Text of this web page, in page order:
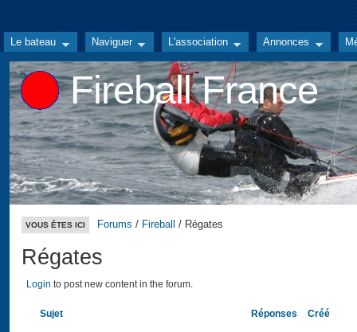
Le bateau Naviguer L'association Annonces
Fireball France
VOUS ÊTES ICI Forums / Fireball / Régates
Régates
Login to post new content in the forum.
Sujet Réponses Créé